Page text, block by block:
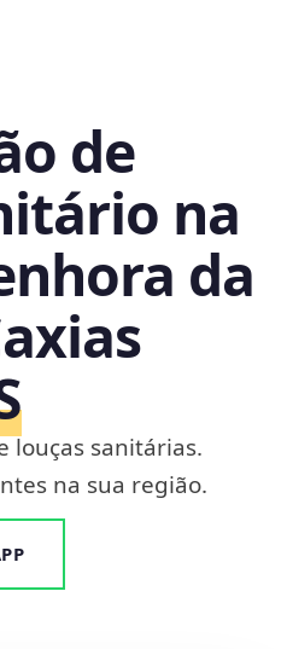
de
na
da
louças sanitárias.
na sua região.